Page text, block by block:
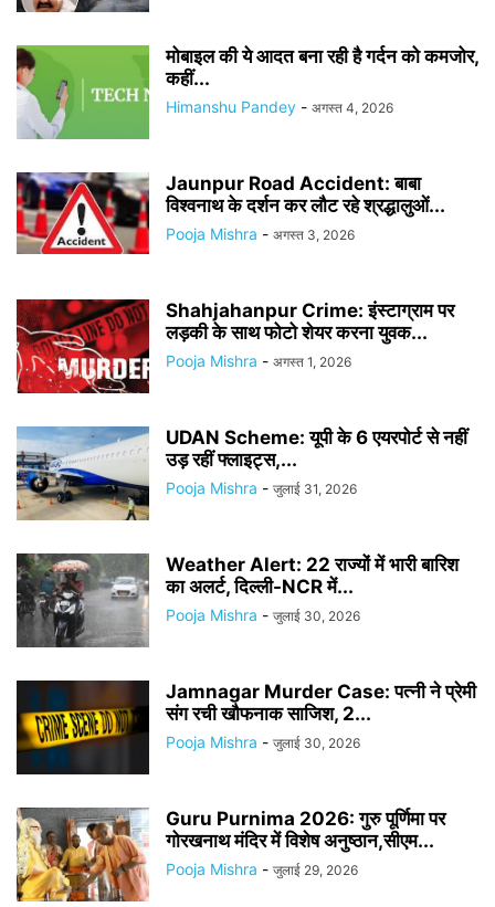
मोबाइल की ये आदत बना रही है गर्दन को कमजोर,
कहीं...
Himanshu Pandey - अगस्त 4, 2026
Jaunpur Road Accident: बाबा
विश्वनाथ के दर्शन कर लौट रहे श्रद्धालुओं...
Pooja Mishra - अगस्त 3, 2026
Shahjahanpur Crime: इंस्टाग्राम पर
लड़की के साथ फोटो शेयर करना युवक...
Pooja Mishra - अगस्त 1, 2026
UDAN Scheme: यूपी के 6 एयरपोर्ट से नहीं
उड़ रहीं फ्लाइट्स,...
Pooja Mishra - जुलाई 31, 2026
Weather Alert: 22 राज्यों में भारी बारिश
का अलर्ट, दिल्ली-NCR में...
Pooja Mishra - जुलाई 30, 2026
Jamnagar Murder Case: पत्नी ने प्रेमी
संग रची खौफनाक साजिश, 2...
Pooja Mishra - जुलाई 30, 2026
Guru Purnima 2026: गुरु पूर्णिमा पर
गोरखनाथ मंदिर में विशेष अनुष्ठान,सीएम...
Pooja Mishra - जुलाई 29, 2026